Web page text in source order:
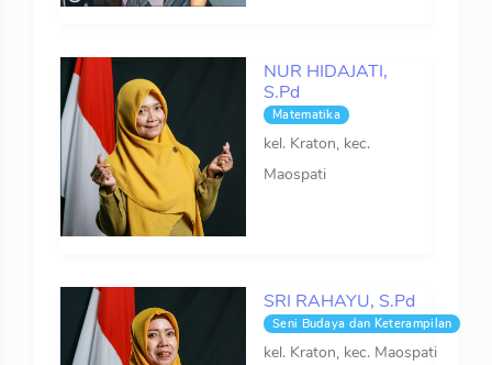
NUR HIDAJATI,
S.Pd
Matematika
kel. Kraton, kec.
Maospati
SRI RAHAYU, S.Pd
Seni Budaya dan Keterampilan
kel. Kraton, kec. Maospati